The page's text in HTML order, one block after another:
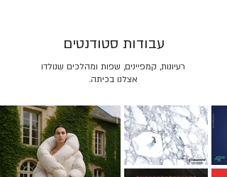
רעיונות, קמפיינים, שפות ומהלכים שנולדו
אצלנו בכיתה.
עבודות סטודנטים